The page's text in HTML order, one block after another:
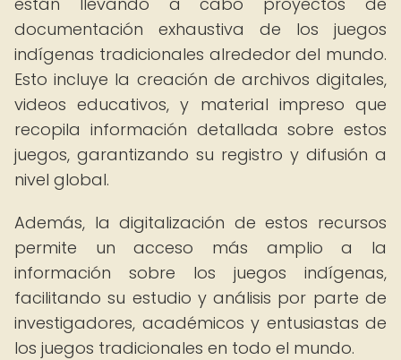
documentación exhaustiva de los juegos
indígenas tradicionales alrededor del mundo.
Esto incluye la creación de archivos digitales,
videos educativos, y material impreso que
recopila información detallada sobre estos
juegos, garantizando su registro y difusión a
nivel global.
Además, la digitalización de estos recursos
permite un acceso más amplio a la
información sobre los juegos indígenas,
facilitando su estudio y análisis por parte de
investigadores, académicos y entusiastas de
los juegos tradicionales en todo el mundo.